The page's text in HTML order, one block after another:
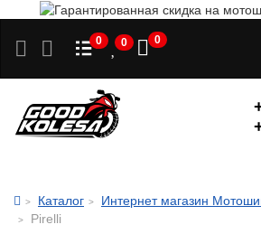
0 0 0
Каталог
Интернет магазин
Pirelli